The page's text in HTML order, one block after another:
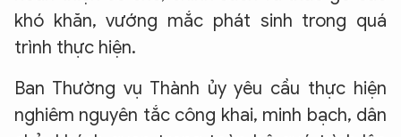
khó khăn, vướng mắc phát sinh trong quá
trình thực hiện.
Ban Thường vụ Thành ủy yêu cầu thực hiện
nghiêm nguyên tắc công khai, minh bạch, dân